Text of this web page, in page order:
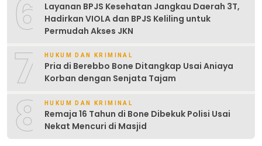
6
Layanan BPJS Kesehatan Jangkau Daerah 3T,
Hadirkan VIOLA dan BPJS Keliling untuk
Permudah Akses JKN
7 HUKUM DAN KRIMINAL
Pria di Berebbo Bone Ditangkap Usai Aniaya
Korban dengan Senjata Tajam
8 HUKUM DAN KRIMINAL
Remaja 16 Tahun di Bone Dibekuk Polisi Usai
Nekat Mencuri di Masjid